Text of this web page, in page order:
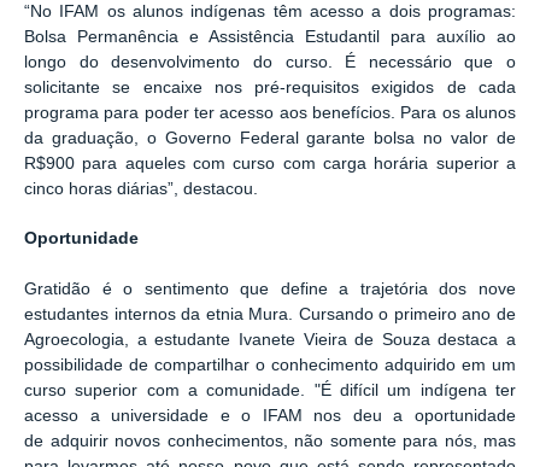
“No IFAM os alunos indígenas têm acesso a dois programas:
Bolsa Permanência e Assistência Estudantil para auxílio ao
longo do desenvolvimento do curso. É necessário que o
solicitante se encaixe nos pré-requisitos exigidos de cada
programa para poder ter acesso aos benefícios. Para os alunos
da graduação, o Governo Federal garante bolsa no valor de
R$900 para aqueles com curso com carga horária superior a
cinco horas diárias”, destacou.
Oportunidade
Gratidão é o sentimento que define a trajetória dos nove
estudantes internos da etnia Mura. Cursando o primeiro ano de
Agroecologia, a estudante Ivanete Vieira de Souza destaca a
possibilidade de compartilhar o conhecimento adquirido em um
curso superior com a comunidade. "É difícil um indígena ter
acesso a universidade e o IFAM nos deu a oportunidade
de adquirir novos conhecimentos, não somente para nós, mas